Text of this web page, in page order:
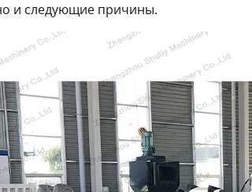
и следующие причины.